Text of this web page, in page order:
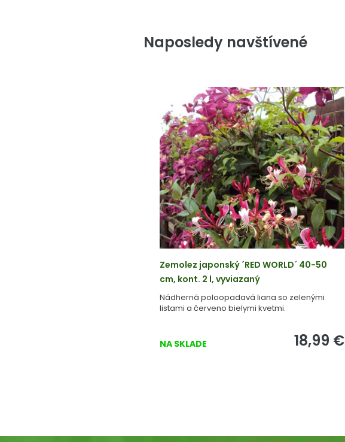
Naposledy navštívené
Zemolez japonský ´RED WORLD´ 40-50
cm, kont. 2 l, vyviazaný
Nádherná poloopadavá liana so zelenými
listami a červeno bielymi kvetmi.
NA SKLADE 18,99 €